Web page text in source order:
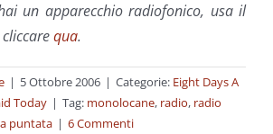
un apparecchio radiofonico, usa il
qua.
| 5 Ottobre 2006 | Categorie: Eight Days A
Today | Tag: monolocane, radio, radio
puntata | 6 Commenti